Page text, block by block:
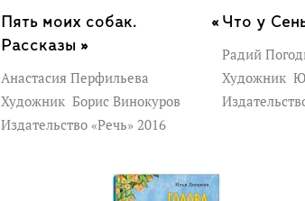
Пять моих собак.
Рассказы »
Анастасия Перфильева
Художник Борис Винокуров
Издательство «Речь» 2016
Что у
Радий
Художник